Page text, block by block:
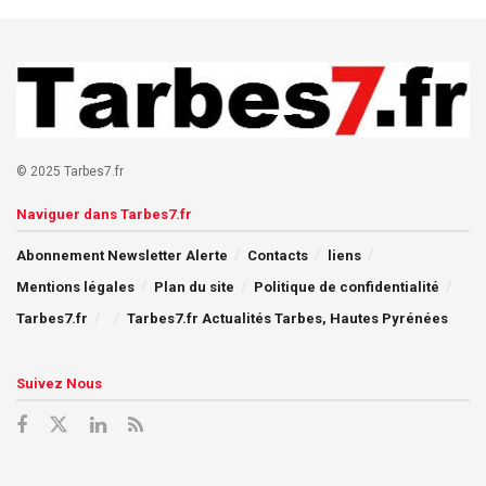
© 2025 Tarbes7.fr
Naviguer dans Tarbes7.fr
Abonnement Newsletter Alerte Contacts
liens
Mentions légales
Plan du site
Politique de confidentialité
Tarbes7.fr
Tarbes7.fr Actualités Tarbes, Hautes Pyrénées
Suivez Nous